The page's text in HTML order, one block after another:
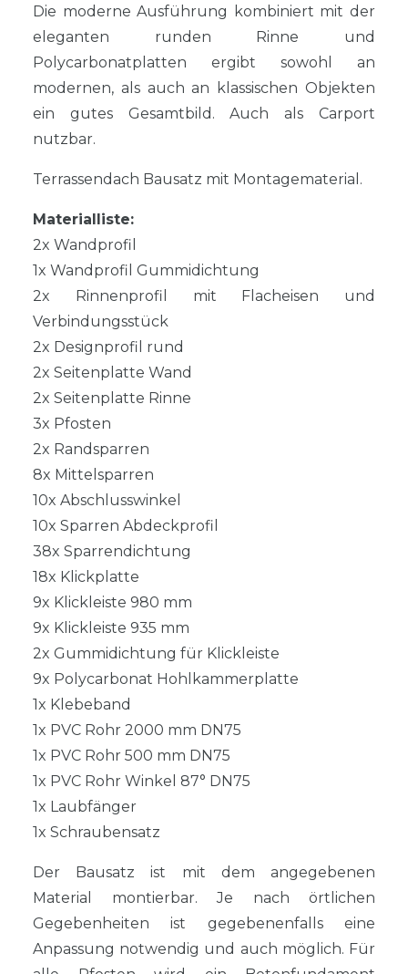
Die moderne Ausführung kombiniert mit der
eleganten runden Rinne und
Polycarbonatplatten ergibt sowohl an
modernen, als auch an klassischen Objekten
ein gutes Gesamtbild. Auch als Carport
nutzbar.
Terrassendach Bausatz mit Montagematerial.
Materialliste:
2x Wandprofil
1x Wandprofil Gummidichtung
2x Rinnenprofil mit Flacheisen und
Verbindungsstück
2x Designprofil rund
2x Seitenplatte Wand
2x Seitenplatte Rinne
3x Pfosten
2x Randsparren
8x Mittelsparren
10x Abschlusswinkel
10x Sparren Abdeckprofil
38x Sparrendichtung
18x Klickplatte
9x Klickleiste 980 mm
9x Klickleiste 935 mm
2x Gummidichtung für Klickleiste
9x Polycarbonat Hohlkammerplatte
1x Klebeband
1x PVC Rohr 2000 mm DN75
1x PVC Rohr 500 mm DN75
1x PVC Rohr Winkel 87° DN75
1x Laubfänger
1x Schraubensatz
Der Bausatz ist mit dem angegebenen
Material montierbar. Je nach örtlichen
Gegebenheiten ist gegebenenfalls eine
Anpassung notwendig und auch möglich. Für